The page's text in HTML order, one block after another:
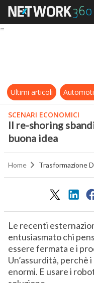
Ultimi articoli
SCENARI ECONOMICI
Il re-shoring
buona idea
Home Trasformazione
Le recenti
entusiasmato chi
essere fermata e i
Un’assurdità, perchè
enormi. E usare i